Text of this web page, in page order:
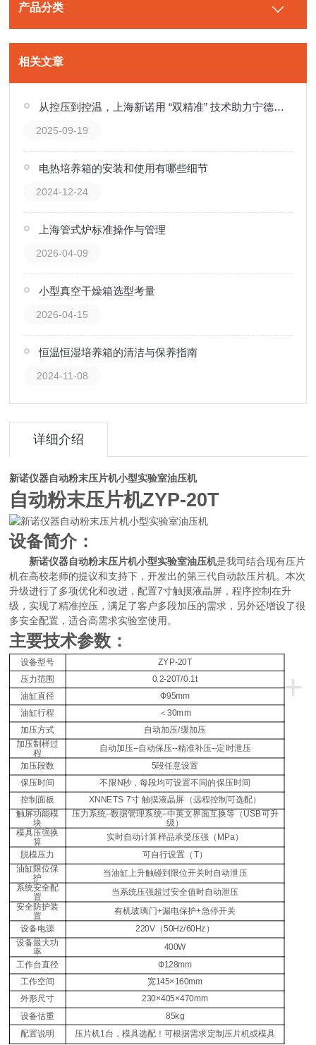
产品分类
相关文章
从控压到控温，上海新诺用 “双精准” 技术助力宁德时代电池研发
2025-09-19
电热培养箱的安装和使用有哪些细节
2024-12-24
上海管式炉标准操作与管理
2026-04-09
小型真空干燥箱选型考量
2026-04-15
恒温恒湿培养箱的清洁与保养指南
2024-11-08
详细介绍
新诺仪器自动粉末压片机小型实验室油压机
自动粉末压片机ZYP-20T
设备简介：
新诺仪器自动粉末压片机小型实验室油压机是我司结合现有压片
机在高校老师的提议和支持下，开发出的第三代自动款压片机。本次
升级进行了多项优化和改进， 配置7寸触摸液晶屏，程序控制在升
级，实现了精准控压，满足了客户多段加压的需求，另外还增设了很
多安全配置 ，适合高需求实验室使用。
主要技术参数：
+
设备型号
ZYP-20T
压力范围
0.2-20T/0.1t
油缸直径
Ф95mm
油缸行程
＜30mm
加压方式
自动加压/缓加压
加压制样过
程
自动加压--自动保压--精准补压--定时泄压
加压段数
5段任意设置
保压时间
不限 N秒，每段均可设置不同的保压时间
控制面板
XNNETS7寸 触摸液晶屏 （远程控制可选配）
触屏功能模
块
压力系统--数据管理系统--中英文界面互换等（ USB可升
级）
模具压强换
算
实时自动计算样品承受压强（ MPa）
脱模压力
可自行设置 （ T）
油缸限位保
护
当油缸上升触碰到 限位开关时自动泄压
系统安全配
置
当系统压强超过安全值时自动泄压
安全防护装
置
有机玻璃门+漏电保护+急停开关
设备电源
220V （50Hz/60Hz ）
设备最大功
率
400W
工作台直径
Ф128mm
工作空间
宽145×160mm
外形尺寸
230×405×470mm
设备估重 85kg
配置说明
压片机1台，模具选配 ！可根据需求定制压片机或模具